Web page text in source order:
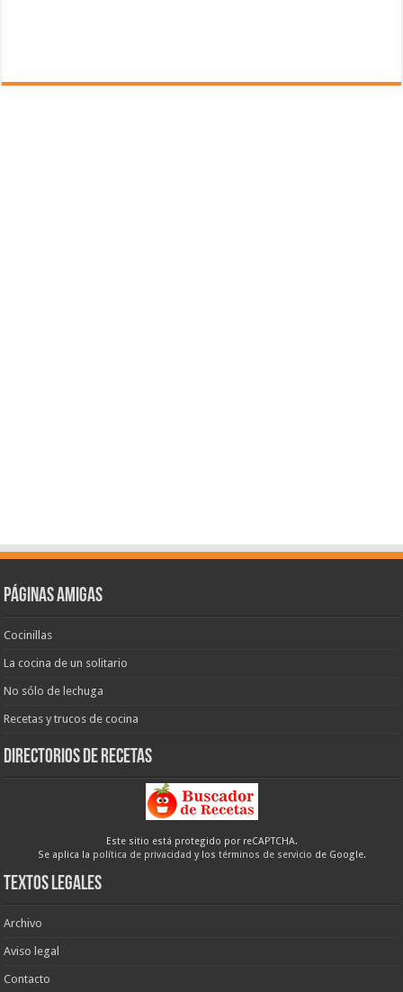
Páginas amigas
Cocinillas
La cocina de un solitario
No sólo de lechuga
Recetas y trucos de cocina
Directorios de recetas
Este sitio está protegido por reCAPTCHA.
Se aplica la política de privacidad y los términos de servicio de Google.
Textos legales
Archivo
Aviso legal
Contacto